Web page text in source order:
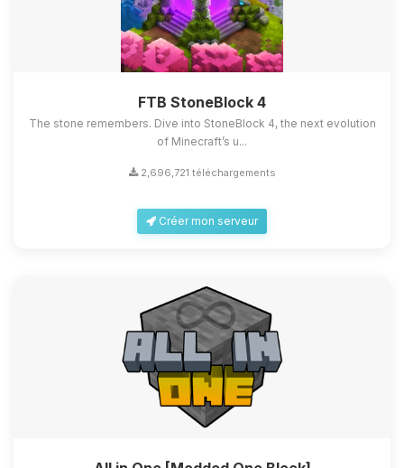
FTB StoneBlock 4
The stone remembers. Dive into StoneBlock 4, the next evolution
of Minecraft’s u...
2,696,721 téléchargements
Créer mon serveur